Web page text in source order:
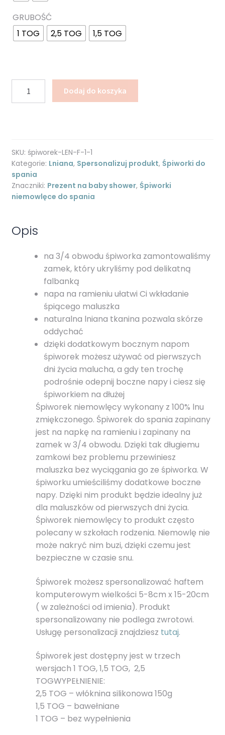
GRUBOŚĆ
1 TOG
2,5 TOG 1,5 TOG
Śpiworek
-
len
-
pudrowy
róż
Dodaj do koszyka
SKU: śpiworek-LEN-F-1-1
Kategorie: Lniana, Spersonalizuj produkt, Śpiworki do
spania
Znaczniki: Prezent na baby shower, Śpiworki
niemowlęce do spania
Opis
na 3/4 obwodu śpiworka zamontowaliśmy
zamek, który ukryliśmy pod delikatną
falbanką
napa na ramieniu ułatwi Ci wkładanie
śpiącego maluszka
naturalna lniana tkanina pozwala skórze
oddychać
dzięki dodatkowym bocznym napom
śpiworek możesz używać od pierwszych
dni życia malucha, a gdy ten trochę
podrośnie odepnij boczne napy i ciesz się
śpiworkiem na dłużej
Śpiworek niemowlęcy wykonany z 100% lnu
zmiękczonego. Śpiworek do spania zapinany
jest na napkę na ramieniu i zapinany na
zamek w 3/4 obwodu. Dzięki tak długiemu
zamkowi bez problemu przewiniesz
maluszka bez wyciągania go ze śpiworka. W
śpiworku umieściliśmy dodatkowe boczne
napy. Dzięki nim produkt będzie idealny już
dla maluszków od pierwszych dni życia.
Śpiworek niemowlęcy to produkt często
polecany w szkołach rodzenia. Niemowlę nie
może nakryć nim buzi, dzięki czemu jest
bezpieczne w czasie snu.
Śpiworek możesz spersonalizować haftem
komputerowym wielkości 5-8cm x 15-20cm
( w zależności od imienia). Produkt
spersonalizowany nie podlega zwrotowi.
Usługę personalizacji znajdziesz tutaj.
Śpiworek jest dostępny jest w trzech
wersjach 1 TOG, 1,5 TOG, 2,5
TOGWYPEŁNIENIE:
2,5 TOG – włóknina silikonowa 150g
1,5 TOG – bawełniane
1 TOG – bez wypełnienia